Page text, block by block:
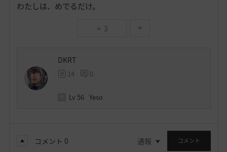
わたしは、めでるだけ。
3
DKRT
14 0
Lv 56 Yeso
コメント 0 通報 コメント